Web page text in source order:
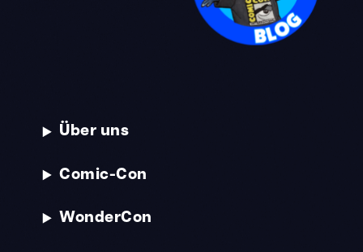
Über uns
Comic-Con
WonderCon